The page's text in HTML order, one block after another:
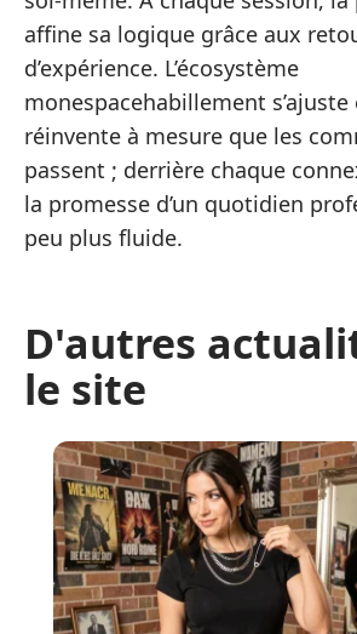
affine sa logique grâce aux
d’expérience. L’écosystème
monespacehabillement s’ajuste
réinvente à mesure que les
passent ; derrière chaque
la promesse d’un quotidien
peu plus fluide.
D'autres
le site